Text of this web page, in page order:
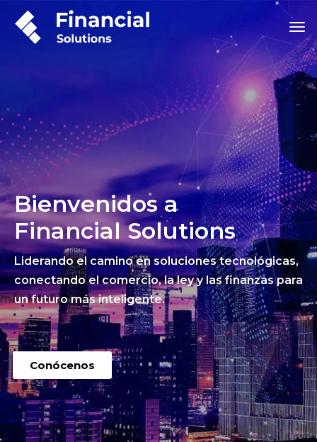
Bienvenidos a
Financial Solutions
Liderando el camino en soluciones tecnológicas,
conectando el comercio, la ley y las finanzas para
un futuro más inteligente.
Conócenos